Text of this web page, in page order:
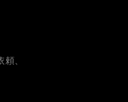
、